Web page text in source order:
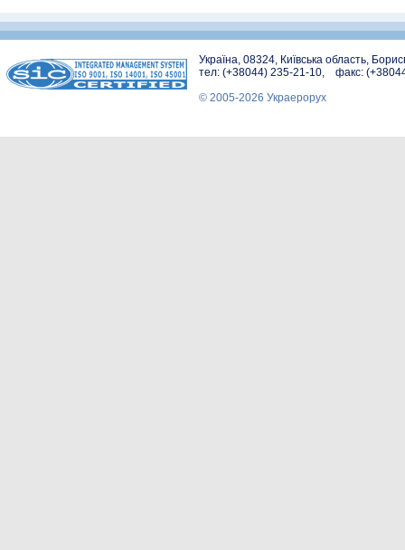
Україна, 08324, Київська область,
тел: (+38044) 235-21-10, факс:
© 2005-2026 Украерорух